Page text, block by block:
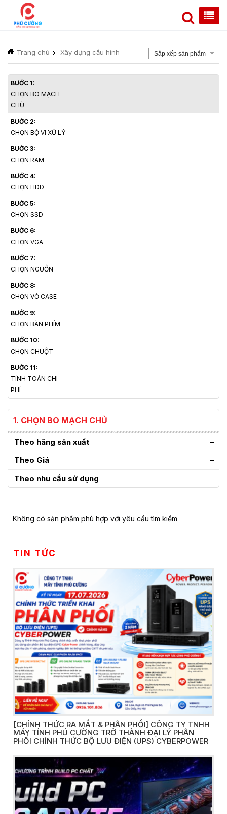
Trang chủ Xây dựng cấu hình Sắp xếp sản phẩm
BƯỚC 1:
CHỌN BO MẠCH
CHỦ
BƯỚC 2:
CHỌN BỘ VI XỬ LÝ
BƯỚC 3:
CHỌN RAM
BƯỚC 4:
CHỌN HDD
BƯỚC 5:
CHỌN SSD
BƯỚC 6:
CHỌN VGA
BƯỚC 7:
CHỌN NGUỒN
BƯỚC 8:
CHỌN VỎ CASE
BƯỚC 9:
CHỌN BÀN PHÍM
BƯỚC 10:
CHỌN CHUỘT
BƯỚC 11:
TÍNH TOÁN CHI
PHÍ
1. CHỌN BO MẠCH CHỦ
Theo hãng sản xuất
Theo Giá
Theo nhu cầu sử dụng
Không có sản phẩm phù hợp với yêu cầu tìm kiếm
TIN TỨC
[CHÍNH THỨC RA MẮT & PHÂN PHỐI] CÔNG TY TNHH
MÁY TÍNH PHÚ CƯỜNG TRỞ THÀNH ĐẠI LÝ PHÂN
PHỐI CHÍNH THỨC BỘ LƯU ĐIỆN (UPS) CYBERPOWER